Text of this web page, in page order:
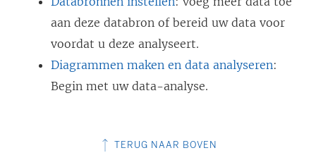
aan deze databron of bereid uw data voor
voordat u deze analyseert.
Diagrammen maken en data analyseren:
Begin met uw data-analyse.
TERUG NAAR BOVEN